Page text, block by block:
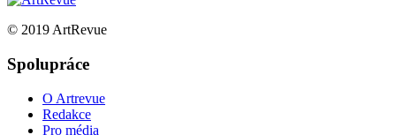
© 2019 ArtRevue
Spolupráce
O Artrevue
Redakce
Pro média